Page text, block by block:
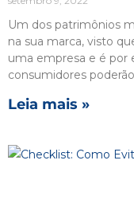
Um dos patrimônios
na sua marca, visto
uma empresa e é por
consumidores
Leia mais »